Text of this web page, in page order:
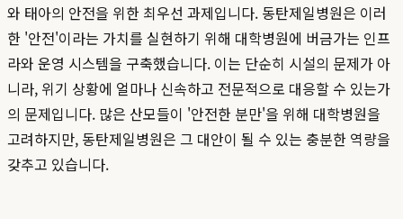
와 태아의 안전을 위한 최우선 과제입니다. 동탄제일병원은 이러
한 '안전'이라는 가치를 실현하기 위해 대학병원에 버금가는 인프
라와 운영 시스템을 구축했습니다. 이는 단순히 시설의 문제가 아
니라, 위기 상황에 얼마나 신속하고 전문적으로 대응할 수 있는가
의 문제입니다. 많은 산모들이 '안전한 분만'을 위해 대학병원을
고려하지만, 동탄제일병원은 그 대안이 될 수 있는 충분한 역량을
갖추고 있습니다.